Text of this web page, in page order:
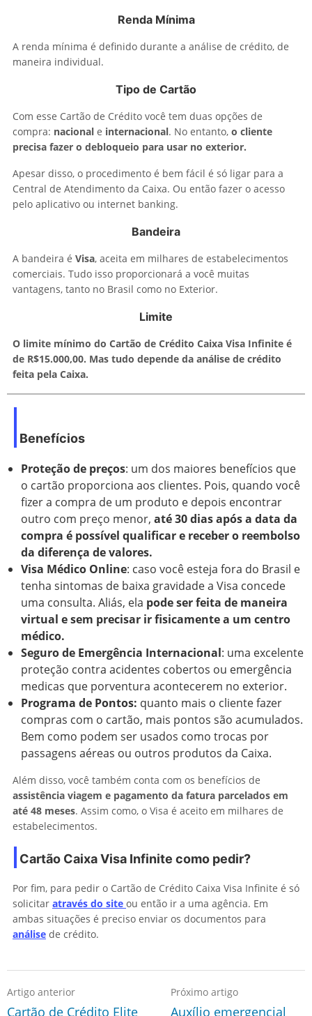
Renda Mínima
A renda mínima é definido durante a análise de crédito, de
maneira individual.
Tipo de Cartão
Com esse Cartão de Crédito você tem duas opções de
compra: nacional e internacional. No entanto, o cliente
precisa fazer o debloqueio para usar no exterior.
Apesar disso, o procedimento é bem fácil é só ligar para a
Central de Atendimento da Caixa. Ou então fazer o acesso
pelo aplicativo ou internet banking.
Bandeira
A bandeira é Visa, aceita em milhares de estabelecimentos
comerciais. Tudo isso proporcionará a você muitas
vantagens, tanto no Brasil como no Exterior.
Limite
O limite mínimo do Cartão de Crédito Caixa Visa Infinite é
de R$15.000,00. Mas tudo depende da análise de crédito
feita pela Caixa.
Benefícios
Proteção de preços: um dos maiores benefícios que
o cartão proporciona aos clientes. Pois, quando você
fizer a compra de um produto e depois encontrar
outro com preço menor, até 30 dias após a data da
compra é possível qualificar e receber o reembolso
da diferença de valores.
Visa Médico Online: caso você esteja fora do Brasil e
tenha sintomas de baixa gravidade a Visa concede
uma consulta. Aliás, ela pode ser feita de maneira
virtual e sem precisar ir fisicamente a um centro
médico.
Seguro de Emergência Internacional: uma excelente
proteção contra acidentes cobertos ou emergência
medicas que porventura acontecerem no exterior.
Programa de Pontos: quanto mais o cliente fazer
compras com o cartão, mais pontos são acumulados.
Bem como podem ser usados como trocas por
passagens aéreas ou outros produtos da Caixa.
Além disso, você também conta com os benefícios de
assistência viagem e pagamento da fatura parcelados em
até 48 meses. Assim como, o Visa é aceito em milhares de
estabelecimentos.
Cartão Caixa Visa Infinite como pedir?
Por fim, para pedir o Cartão de Crédito Caixa Visa Infinite é só
solicitar através do site ou então ir a uma agência. Em
ambas situações é preciso enviar os documentos para
análise de crédito.
Artigo anterior
Cartão de Crédito Elite
Próximo artigo
Auxílio emergencial